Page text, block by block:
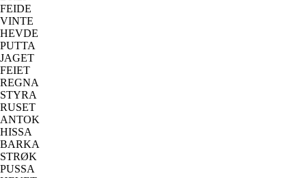
FEIDE
VINTE
HEVDE
PUTTA
JAGET
FEIET
REGNA
STYRA
RUSET
ANTOK
HISSA
BARKA
STRØK
PUSSA